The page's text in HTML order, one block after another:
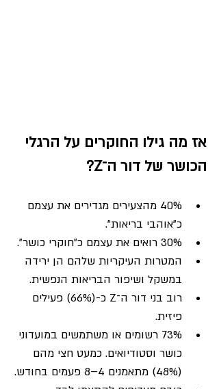
אז מה גילו החוקרים על הרגלי
הכושר של דור ה־Z?
40% מהצעירים מגדירים את עצמם
כ"אוהבי בריאות".
30% רואים את עצמם כ"חוקרי כושר".
המטרות העיקריות שלהם הן ירידה
במשקל ושיפור הבריאות הנפשית.
רוב בני דור ה־Z כ-(66%) פעילים
פיזית.
73% רשומים או משתמשים במועדוני
כושר וסטודיואים. כמעט חצי מהם
(48%) מתאמנים 4–8 פעמים בחודש.